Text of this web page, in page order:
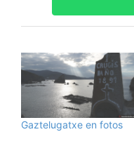
Gaztelugatxe en fotos